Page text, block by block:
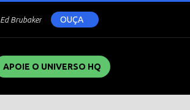
Brubaker OUÇA
APOIE O UNIVERSO HQ